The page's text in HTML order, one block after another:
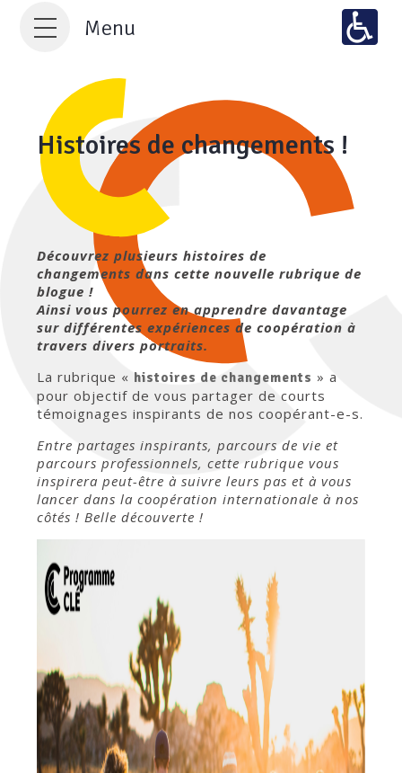
Menu
Histoires de changements !
Découvrez plusieurs histoires de
changements dans cette nouvelle rubrique de
blogue !
Ainsi vous pourrez en apprendre davantage
sur différentes expériences de coopération à
travers divers portraits.
La rubrique « histoires de changements » a
pour objectif de vous partager de courts
témoignages inspirants de nos coopérant-e-s.
Entre partages inspirants, parcours de vie et
parcours professionnels, cette rubrique vous
inspirera peut-être à suivre leurs pas et à vous
lancer dans la coopération internationale à nos
côtés ! Belle découverte !